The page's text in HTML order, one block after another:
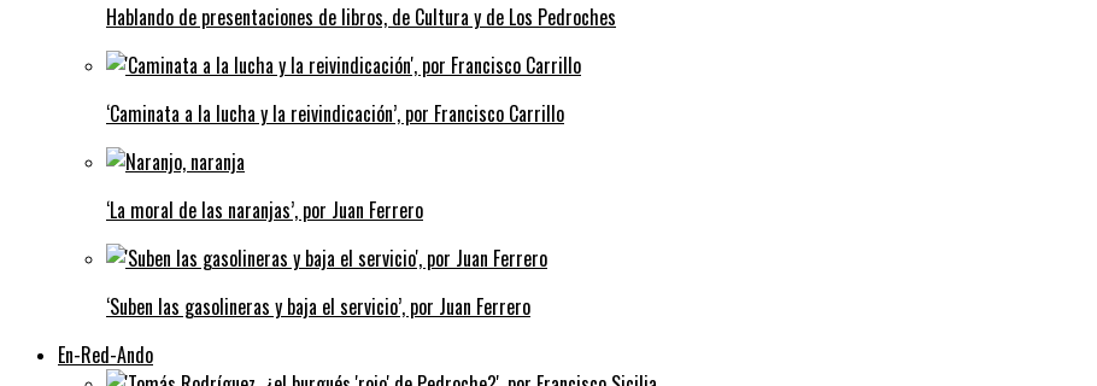
Hablando de presentaciones de libros, de Cultura y de Los Pedroches
‘Caminata a la lucha y la reivindicación’, por Francisco Carrillo
‘La moral de las naranjas’, por Juan Ferrero
‘Suben las gasolineras y baja el servicio’, por Juan Ferrero
En-Red-Ando